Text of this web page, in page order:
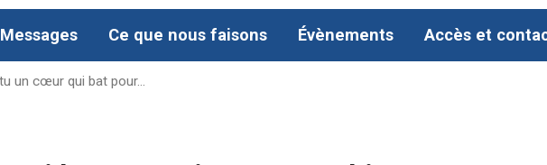
Messages Ce que nous faisons Évènements Accès et
un cœur qui bat pour…